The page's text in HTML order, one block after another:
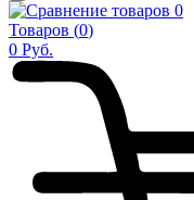
0
Товаров (0)
0 Руб.